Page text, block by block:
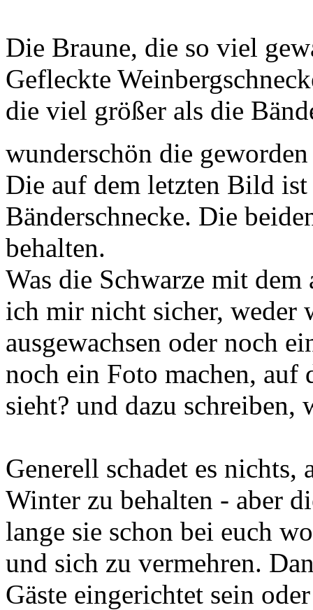
Die Braune, die so viel
Gefleckte
die viel größer als die
wunderschön die
Die auf dem letzten Bild
Bänderschnecke. Die
behalten.
Was die Schwarze mit
ich mir nicht sicher, weder
ausgewachsen oder noch
noch ein Foto machen, auf
sieht? und dazu schreiben,
Generell schadet es nichts,
Winter zu behalten - aber
lange sie schon bei euch
und sich zu vermehren.
Gäste eingerichtet sein